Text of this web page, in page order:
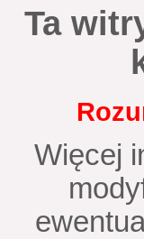
Ta
Więcej